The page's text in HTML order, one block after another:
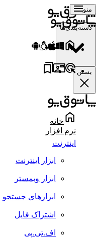
منو
دسته‌بندی‌ها
بستن
خانه
نرم افزار
اینترنت
ابزار اینترنت
ابزار وبمستر
ابزارهای جستجو
اشتراک فایل
اف.تی.پی